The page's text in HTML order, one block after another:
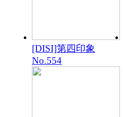
[DISI]第四印象
No.554